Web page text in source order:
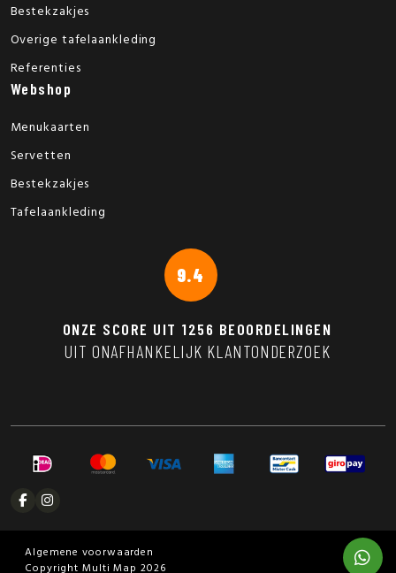
Bestekzakjes
Overige tafelaankleding
Referenties
Webshop
Menukaarten
Servetten
Bestekzakjes
Tafelaankleding
9.4
ONZE SCORE UIT 1256 BEOORDELINGEN
UIT ONAFHANKELIJK KLANTONDERZOEK
Algemene voorwaarden
Copyright Multi Map 2026